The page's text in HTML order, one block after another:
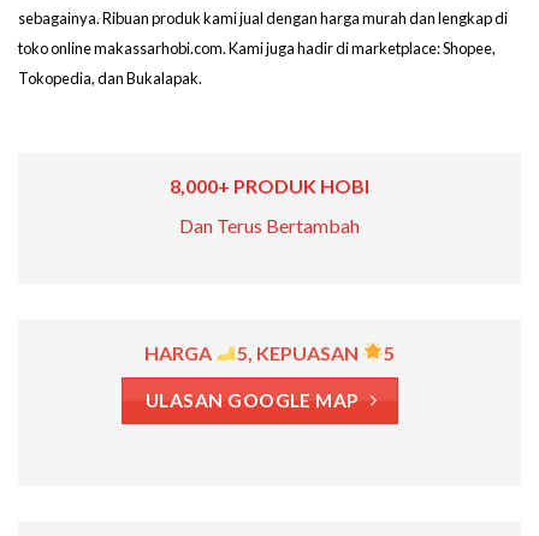
sebagainya. Ribuan produk kami jual dengan harga murah dan lengkap di
toko online makassarhobi.com. Kami juga hadir di marketplace: Shopee,
Tokopedia, dan Bukalapak.
8,000+ PRODUK HOBI
Dan Terus Bertambah
HARGA 5, KEPUASAN 5
ULASAN GOOGLE MAP